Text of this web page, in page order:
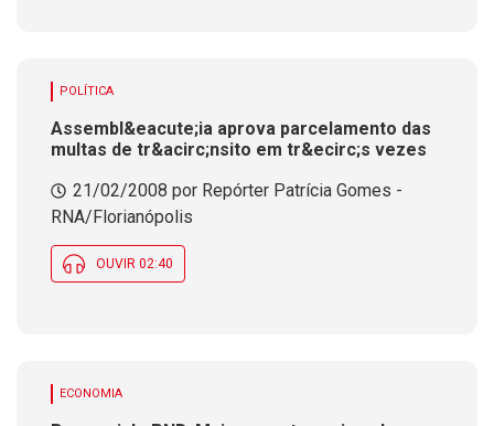
POLÍTICA
Assembl&eacute;ia aprova parcelamento das
multas de tr&acirc;nsito em tr&ecirc;s vezes
21/02/2008 por Repórter Patrícia Gomes -
RNA/Florianópolis
OUVIR 02:40
ECONOMIA